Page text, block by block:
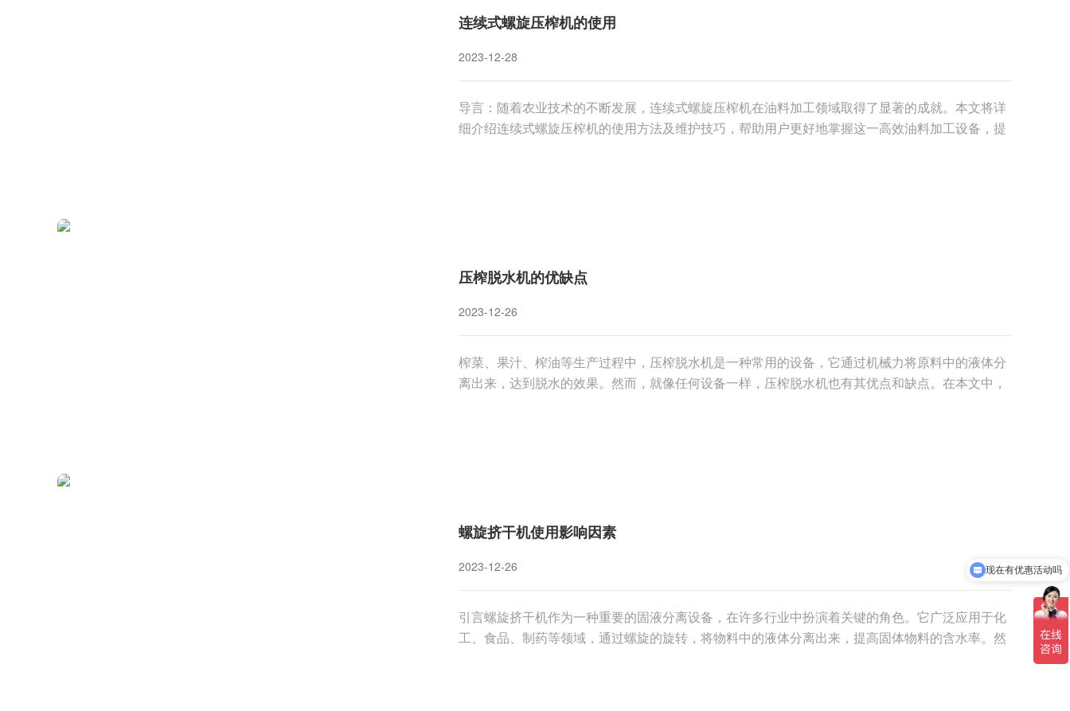
连续式螺旋压榨机的使用
2023-12-28
导言：随着农业技术的不断发展，连续式螺旋压榨机在油料加工领域取得了显著的成就。本文将详
细介绍连续式螺旋压榨机的使用方法及维护技巧，帮助用户更好地掌握这一高效油料加工设备，提
压榨脱水机的优缺点
2023-12-26
榨菜、果汁、榨油等生产过程中，压榨脱水机是一种常用的设备，它通过机械力将原料中的液体分
离出来，达到脱水的效果。然而，就像任何设备一样，压榨脱水机也有其优点和缺点。在本文中，
螺旋挤干机使用影响因素
2023-12-26
引言螺旋挤干机作为一种重要的固液分离设备，在许多行业中扮演着关键的角色。它广泛应用于化
工、食品、制药等领域，通过螺旋的旋转，将物料中的液体分离出来，提高固体物料的含水率。然
可以介绍下你们的产品么